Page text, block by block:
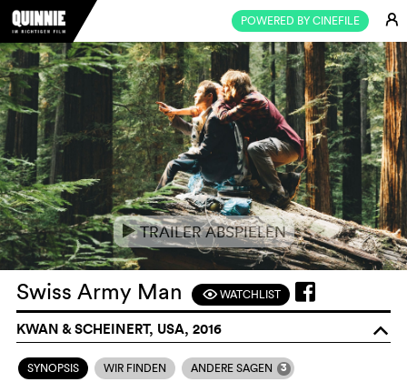
POWERED BY CINEFILE E
eTRAILER ABSPIELEN
Swiss Army Man FWATCHLIST
KWAN & SCHEINERT, USA, 2016 o
SYNOPSIS WIR FINDEN ANDERE SAGEN 3